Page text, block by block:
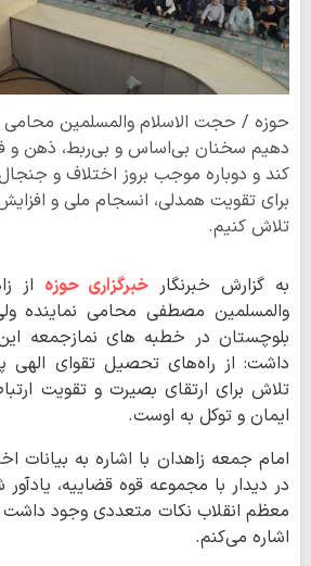
حوزه / حجت الاسلام والمسلمین محامی
دهیم سخنان بی‌اساس و بی‌ربط، ذهن و
کند و دوباره موجب بروز اختلاف و
برای تقویت همدلی، انسجام ملی و
تلاش کنیم.
به گزارش خبرنگار خبرگزاری حوزه از
والمسلمین مصطفی محامی نماینده
بلوچستان در خطبه های نمازجمعه
داشت: از راه‌های تحصیل تقوای الهی
تلاش برای ارتقای بصیرت و تقویت
ایمان و توکل به اوست.
امام جمعه زاهدان با اشاره به بیانات
در دیدار با مجموعه قوه قضاییه،
معظم انقلاب نکات متعددی وجود داشت
اشاره می‌کنم.